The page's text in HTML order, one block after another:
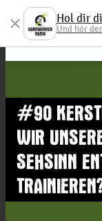
#90
WIR
SEHSINN
close Hol dir
Und hör